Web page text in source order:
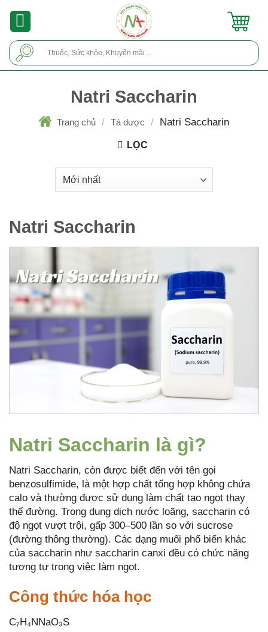
Natri Saccharin
Trang chủ / Tá dược / Natri Saccharin
LỌC
Natri Saccharin
Natri Saccharin là gì?
Natri Saccharin, còn được biết đến với tên gọi
benzosulfimide, là một hợp chất tổng hợp không chứa
calo và thường được sử dụng làm chất tạo ngọt thay
thế đường. Trong dung dịch nước loãng, saccharin có
độ ngọt vượt trội, gấp 300–500 lần so với sucrose
(đường thông thường). Các dạng muối phổ biến khác
của saccharin như saccharin canxi đều có chức năng
tương tự trong việc làm ngọt.
Công thức hóa học
C₇H₄NNaO₃S